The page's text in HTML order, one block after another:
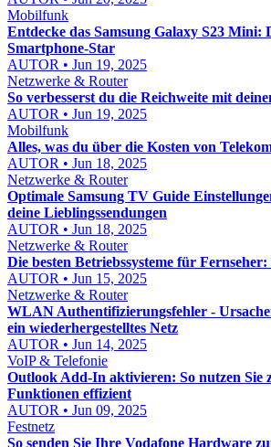
Mobilfunk
Entdecke das Samsung Galaxy S23 Mini:
Smartphone-Star
AUTOR • Jun 19, 2025
Netzwerke & Router
So verbesserst du die Reichweite mit
AUTOR • Jun 19, 2025
Mobilfunk
Alles, was du über die Kosten von
AUTOR • Jun 18, 2025
Netzwerke & Router
Optimale Samsung TV Guide
deine Lieblingssendungen
AUTOR • Jun 18, 2025
Netzwerke & Router
Die besten Betriebssysteme für
AUTOR • Jun 15, 2025
Netzwerke & Router
WLAN Authentifizierungsfehler -
ein wiederhergestelltes Netz
AUTOR • Jun 14, 2025
VoIP & Telefonie
Outlook Add-In aktivieren: So nutzen Sie
Funktionen effizient
AUTOR • Jun 09, 2025
Festnetz
So senden Sie Ihre Vodafone Hardware